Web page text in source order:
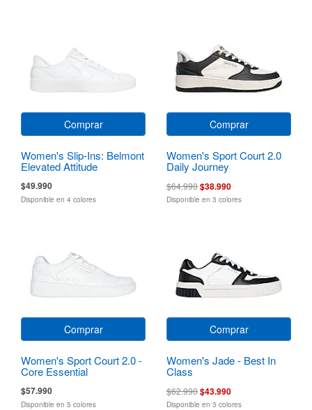
Comprar
Women's Slip-Ins: Belmont
Elevated Attitude
$49.990
Disponible en 4 colores
Comprar
Women's Sport Court 2.0
Daily Journey
$64.990$38.990
Disponible en 3 colores
Comprar
Women's Sport Court 2.0 -
Core Essential
$57.990
Disponible en 5 colores
Comprar
Women's Jade - Best In
Class
$62.990$43.990
Disponible en 3 colores